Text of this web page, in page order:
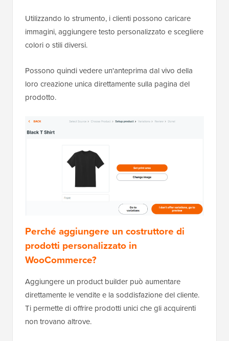
Utilizzando lo strumento, i clienti possono caricare
immagini, aggiungere testo personalizzato e scegliere
colori o stili diversi.
Possono quindi vedere un'anteprima dal vivo della
loro creazione unica direttamente sulla pagina del
prodotto.
Perché aggiungere un costruttore di
prodotti personalizzato in
WooCommerce?
Aggiungere un product builder può aumentare
direttamente le vendite e la soddisfazione del cliente.
Ti permette di offrire prodotti unici che gli acquirenti
non trovano altrove.